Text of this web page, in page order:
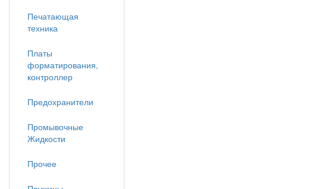
Печатающая
техника
Платы
форматирования,
контроллер
Предохранители
Промывочные
Жидкости
Прочее